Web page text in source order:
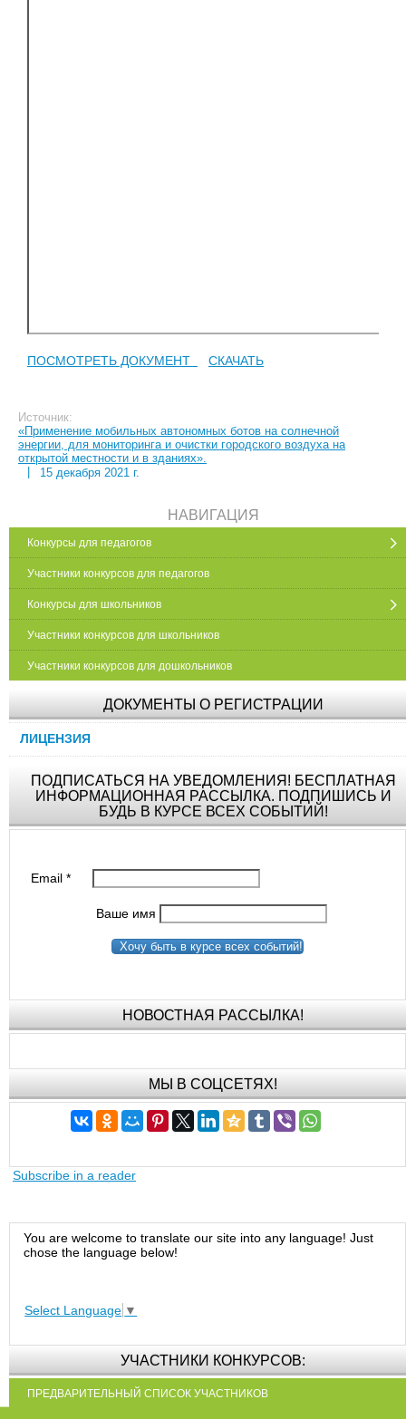
ПОСМОТРЕТЬ ДОКУМЕНТ СКАЧАТЬ
Источник:
«Применение мобильных автономных ботов на солнечной
энергии, для мониторинга и очистки городского воздуха на
открытой местности и в зданиях».
|
15 декабря 2021 г.
НАВИГАЦИЯ
Конкурсы для педагогов
Участники конкурсов для педагогов
Конкурсы для школьников
Участники конкурсов для школьников
Участники конкурсов для дошкольников
ДОКУМЕНТЫ О РЕГИСТРАЦИИ
ЛИЦЕНЗИЯ
ПОДПИСАТЬСЯ НА УВЕДОМЛЕНИЯ! БЕСПЛАТНАЯ
ИНФОРМАЦИОННАЯ РАССЫЛКА. ПОДПИШИСЬ И
БУДЬ В КУРСЕ ВСЕХ СОБЫТИЙ!
Email*
Ваше имя
Хочу быть в курсе всех событий!
НОВОСТНАЯ РАССЫЛКА!
МЫ В СОЦСЕТЯХ!
Subscribe in a reader
You are welcome to translate our site into any language! Just
chose the language below!
Select Language ▼
УЧАСТНИКИ КОНКУРСОВ:
ПРЕДВАРИТЕЛЬНЫЙ СПИСОК УЧАСТНИКОВ